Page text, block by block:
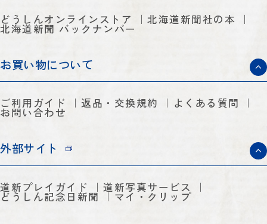
どうしんオンラインストア 北海道新聞社の本
北海道新聞 バックナンバー
お買い物について
ご利用ガイド 返品・交換規約 よくある質問
お問い合わせ
外部サイト
道新プレイガイド 道新写真サービス
どうしん記念日新聞 マイ・クリップ